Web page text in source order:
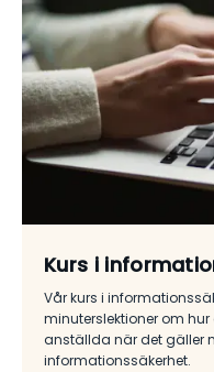
Kurs i
Vår kurs i
minuterslektioner om
anställda när det gäller
informationssäkerhet.